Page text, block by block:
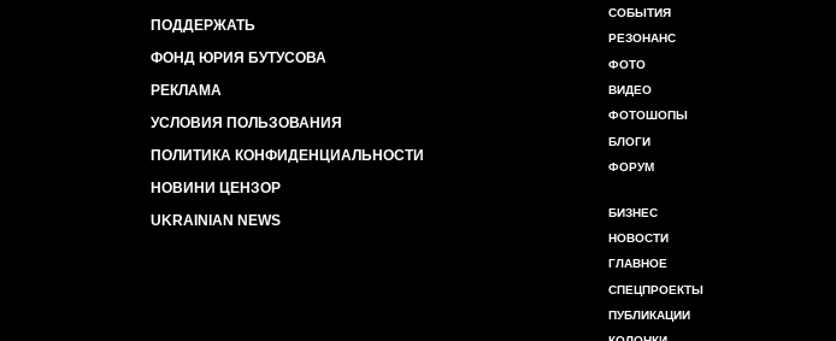
ПОДДЕРЖАТЬ
ФОНД ЮРИЯ БУТУСОВА
РЕКЛАМА
УСЛОВИЯ ПОЛЬЗОВАНИЯ
ПОЛИТИКА КОНФИДЕНЦИАЛЬНОСТИ
НОВИНИ ЦЕНЗОР
UKRAINIAN NEWS
СОБЫТИЯ
РЕЗОНАНС
ФОТО
ВИДЕО
ФОТОШОПЫ
БЛОГИ
ФОРУМ
БИЗНЕС
НОВОСТИ
ГЛАВНОЕ
СПЕЦПРОЕКТЫ
ПУБЛИКАЦИИ